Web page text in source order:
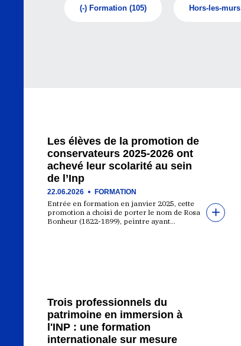
(-) Formation (105) Hors-les-murs
Les élèves de la promotion de
conservateurs 2025-2026 ont
achevé leur scolarité au sein
de l’Inp
22.06.2026 FORMATION
Entrée en formation en janvier 2025, cette
promotion a choisi de porter le nom de Rosa
Bonheur (1822-1899), peintre ayant…
Trois professionnels du
patrimoine en immersion à
l'INP : une formation
internationale sur mesure